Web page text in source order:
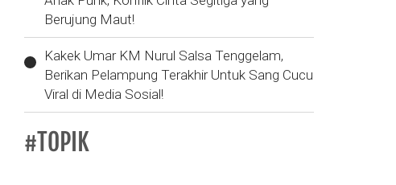
Berujung Maut!
Kakek Umar KM Nurul Salsa Tenggelam,
Berikan Pelampung Terakhir Untuk Sang Cucu
Viral di Media Sosial!
#TOPIK